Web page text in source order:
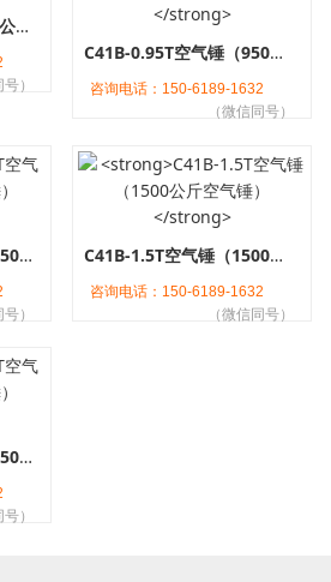
C41-0.75T空气锤（750公斤空气锤）
）
C41B-0.95T空气锤（950公斤空气锤）
咨询电话：150-6189-1632
（微信同号）
C41B-1.75T空气锤（1750公斤空气锤）
）
C41B-1.5T空气锤（1500公斤空气锤）
咨询电话：150-6189-1632
（微信同号）
C41B-1.25T空气锤（1250公斤空气锤）
）